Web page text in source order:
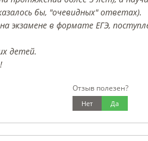
бы, "очевидных" ответах).
экзамене в формате ЕГЭ,
детей.
Отзыв полезен?
Нет Да